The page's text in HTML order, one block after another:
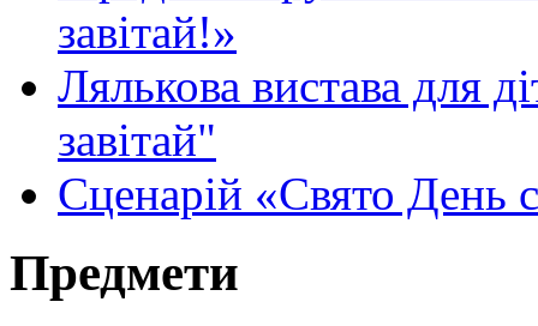
завітай!»
Лялькова вистава для
завітай"
Сценарій «Свято День
Предмети